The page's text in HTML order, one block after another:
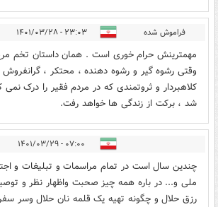
فراموش شده ۲۳:۰۳ - ۱۴۰۱/۰۳/۲۸
مهمترینش حرام خوری است . همان داستان تخم
وقتی رشوه گیر و رشوه دهنده ، محتکر ،
کلاهبردار و ثروتمندی که در مردم فقیر را درک نمی
شد ، برکت از زندگی ها خواهد رفت.
۰۷:۰۰ - ۱۴۰۱/۰۳/۲۹
چندین سال است در تمام مراسمات و تبلیغات و
ملی و... در باره همه چیز صحبت واظهار نظر و
رزق حلال و چگونه تهیه یک قلمه نان حلال وسر